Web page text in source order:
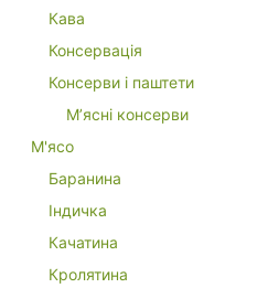
Кава
Консервація
Консерви і паштети
М’ясні консерви
М'ясо
Баранина
Індичка
Качатина
Кролятина